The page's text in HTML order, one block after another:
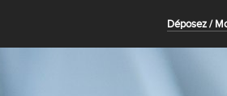
Déposez /